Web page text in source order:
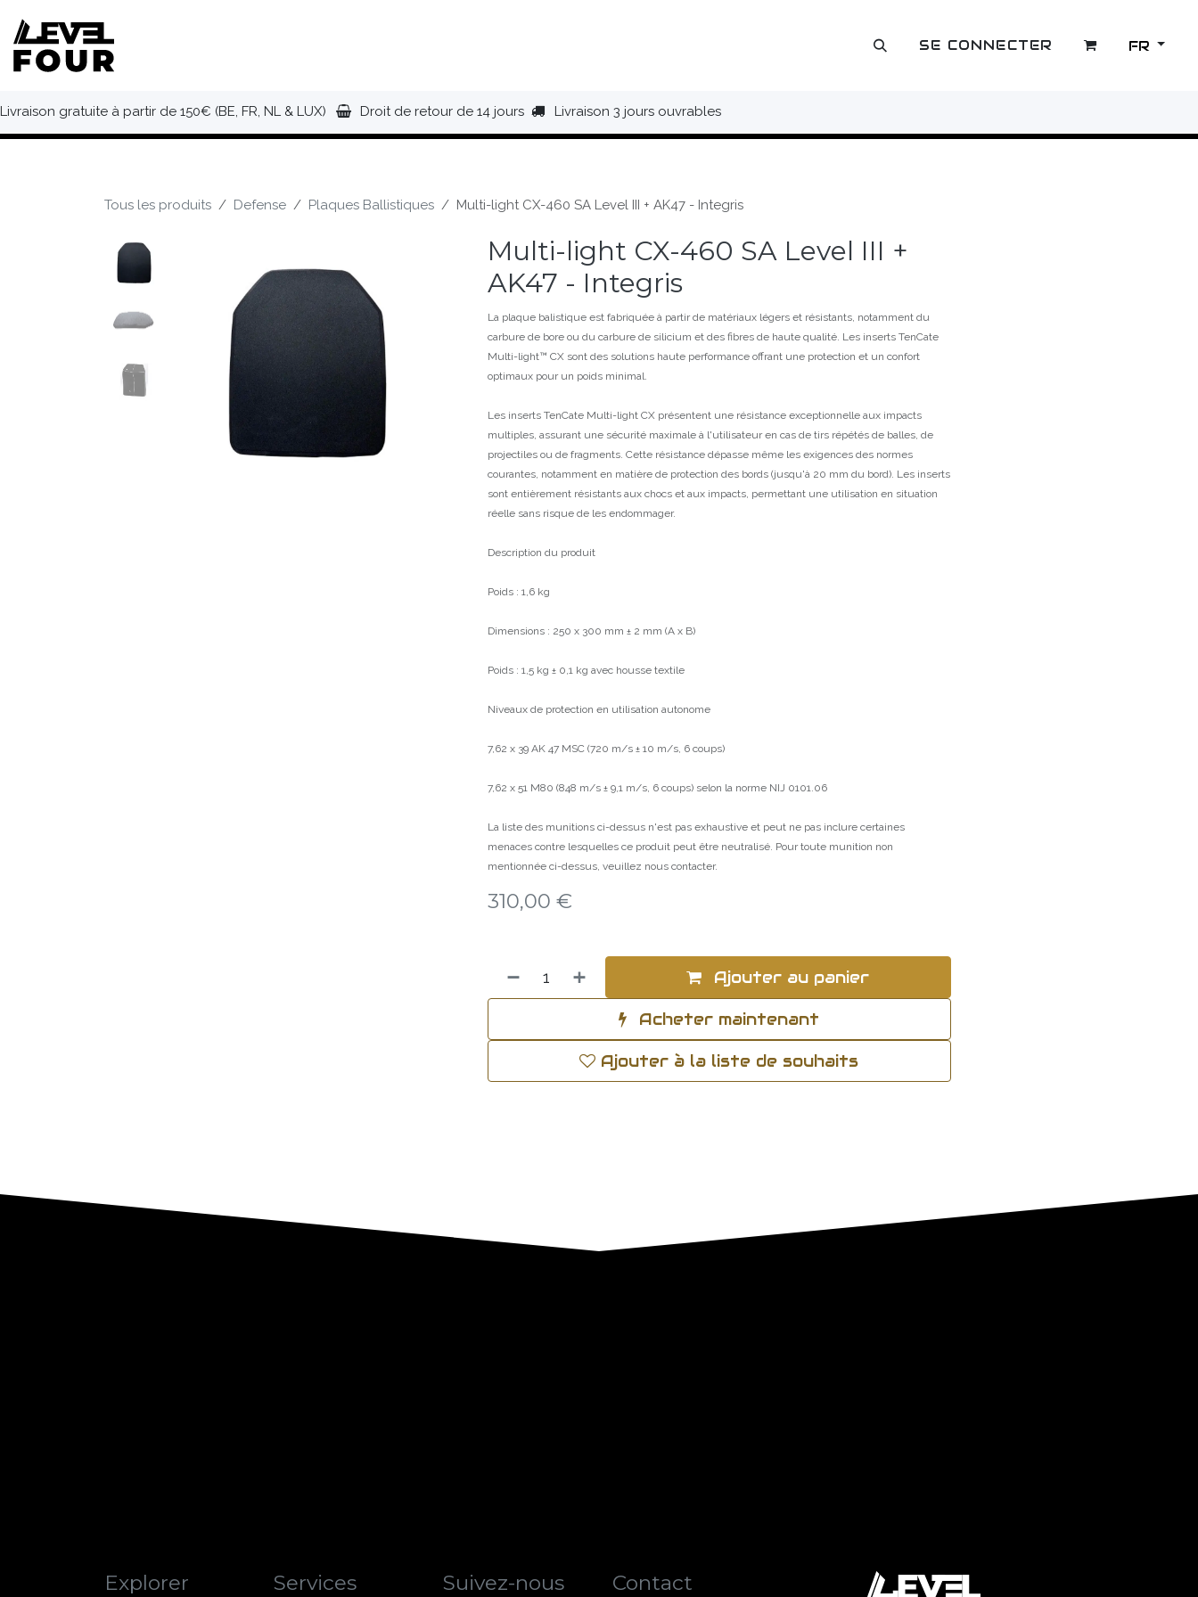
OUTLET SE CONNECTER FR
Livraison gratuite à partir de 150€ (BE, FR, NL & LUX) Droit de retour de 14 jours Livraison 3 jours ouvrables
Tous les produits Defense Plaques Ballistiques Multi-light CX-460 SA Level III + AK47 - Integris
Multi-light CX-460 SA Level III +
AK47 - Integris
La plaque balistique est fabriquée à partir de matériaux légers et résistants, notamment du
carbure de bore ou du carbure de silicium et des fibres de haute qualité. Les inserts TenCate
Multi-light™ CX sont des solutions haute performance offrant une protection et un confort
optimaux pour un poids minimal.
Les inserts TenCate Multi-light CX présentent une résistance exceptionnelle aux impacts
multiples, assurant une sécurité maximale à l'utilisateur en cas de tirs répétés de balles, de
projectiles ou de fragments. Cette résistance dépasse même les exigences des normes
courantes, notamment en matière de protection des bords (jusqu'à 20 mm du bord). Les inserts
sont entièrement résistants aux chocs et aux impacts, permettant une utilisation en situation
réelle sans risque de les endommager.
Description du produit
Poids : 1,6 kg
Dimensions : 250 x 300 mm ± 2 mm (A x B)
Poids : 1,5 kg ± 0,1 kg avec housse textile
Niveaux de protection en utilisation autonome
7,62 x 39 AK 47 MSC (720 m/s ± 10 m/s, 6 coups)
7,62 x 51 M80 (848 m/s ± 9,1 m/s, 6 coups) selon la norme NIJ 0101.06
La liste des munitions ci-dessus n'est pas exhaustive et peut ne pas inclure certaines
menaces contre lesquelles ce produit peut être neutralisé. Pour toute munition non
mentionnée ci-dessus, veuillez nous contacter.
310,00 €
Ajouter au panier
Acheter maintenant
Ajouter à la liste de souhaits
Explorer Services Suivez-nous Contact